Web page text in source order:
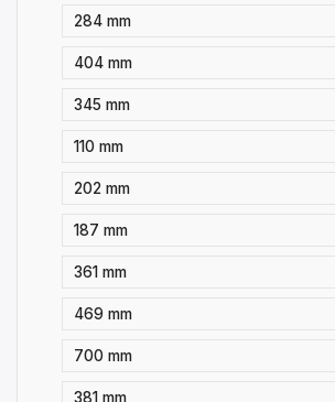
284 mm
404 mm
345 mm
110 mm
202 mm
187 mm
361 mm
469 mm
700 mm
381 mm